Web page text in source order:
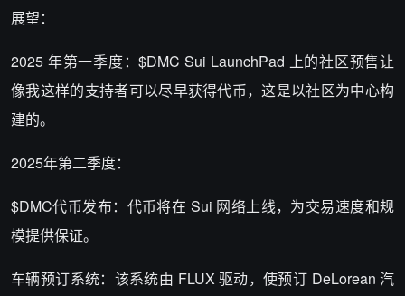
展望：
2025 年第一季度：$DMC Sui LaunchPad 上的社区预售让
像我这样的支持者可以尽早获得代币，这是以社区为中心构
建的。
2025年第二季度：
$DMC代币发布：代币将在 Sui 网络上线，为交易速度和规
模提供保证。
车辆预订系统：该系统由 FLUX 驱动，使预订 DeLorean 汽